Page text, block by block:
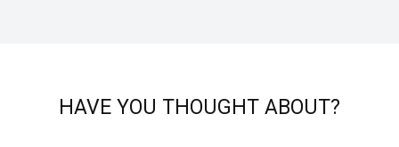
HAVE YOU THOUGHT ABOUT?